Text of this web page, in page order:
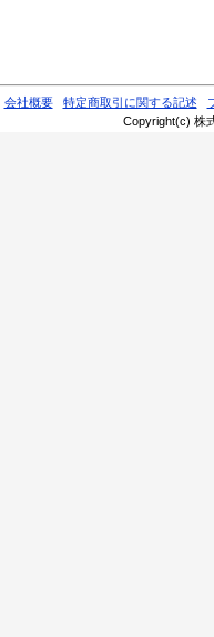
会社概要 特定商取引に関する記述
Copyright(c) 株